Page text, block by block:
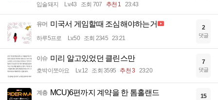
입술돼지 Lv.43 조회 707 추천 1 23:43
유머 미국서 게임할때 조심해야하는거
하루5프로 Lv.50 조회 2345 23:21
2
댓글
이슈 미리 알고있었던 클린스만
호박이쪼아요 Lv.12 조회 3595 추천 3 23:20
7
댓글
계층 MCU)6편까지 계약을 한 톰홀랜드 15